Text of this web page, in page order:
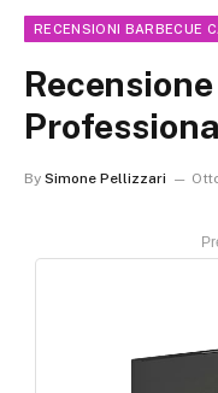
RECENSIONI BARBECUE
By Simone Pellizzari